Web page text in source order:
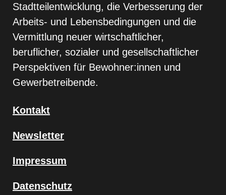
Stadtteilentwicklung, die Verbesserung der
Arbeits- und Lebensbedingungen und die
Vermittlung neuer wirtschaftlicher,
beruflicher, sozialer und gesellschaftlicher
Perspektiven für Bewohner:innen und
Gewerbetreibende.
Kontakt
Newsletter
Impressum
Datenschutz